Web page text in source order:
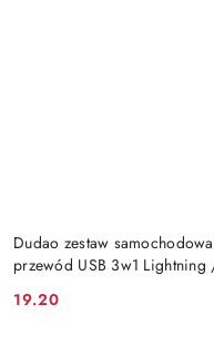
Dudao zestaw
przewód USB 3w1
Cena:
19.20